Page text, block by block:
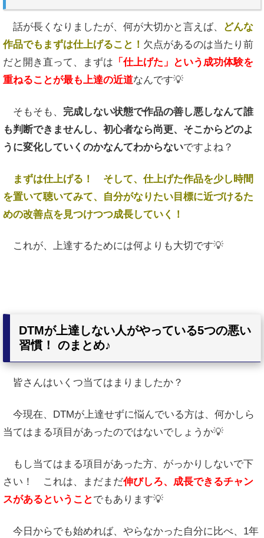
話が長くなりましたが、何が大切かと言えば、
どんな
作品でもまずは仕上げること！ 欠点があるのは当たり前
だと開き直って、まずは 「仕上げた」という成功体験を
重ねることが最も上達の近道なんです💡
そもそも、 完成しない状態で作品の善し悪しなんて誰
も判断できませんし、初心者なら尚更、そこからどのよ
うに変化していくのかなんてわからないですよね？
まずは仕上げる！ そして、仕上げた作品を少し時間
を置いて聴いてみて、自分がなりたい目標に近づけるた
めの改善点を見つけつつ成長していく！
これが、上達するためには何よりも大切です💡
DTMが上達しない人がやっている5つの悪い
習慣！ のまとめ♪
皆さんはいくつ当てはまりましたか？
今現在、DTMが上達せずに悩んでいる方は、何かしら
当てはまる項目があったのではないでしょうか💡
もし当てはまる項目があった方、がっかりしないで下
さい！ これは、まだまだ伸びしろ、成長できるチャン
スがあるということでもあります💡
今日からでも始めれば、やらなかった自分に比べ、1年